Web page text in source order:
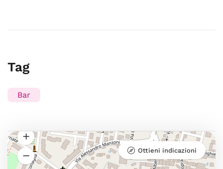
Tag
Bar
Ottieni indicazioni